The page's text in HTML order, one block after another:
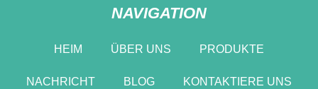
NAVIGATION
HEIM ÜBER UNS PRODUKTE
NACHRICHT BLOG KONTAKTIERE UNS